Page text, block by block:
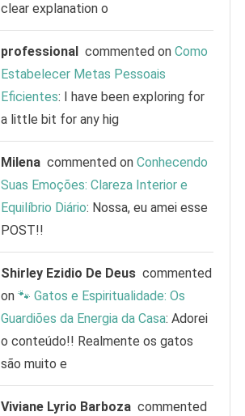
clear explanation o
professional commented onComo
Estabelecer Metas Pessoais
Eficientes: I have been exploring for
a little bit for any hig
Milena commented onConhecendo
Suas Emoções: Clareza Interior e
Equilíbrio Diário: Nossa, eu amei esse
POST!!
Shirley Ezidio De Deus commented
on🐾 Gatos e Espiritualidade: Os
Guardiões da Energia da Casa: Adorei
o conteúdo!! Realmente os gatos
são muito e
Viviane Lyrio Barboza commented